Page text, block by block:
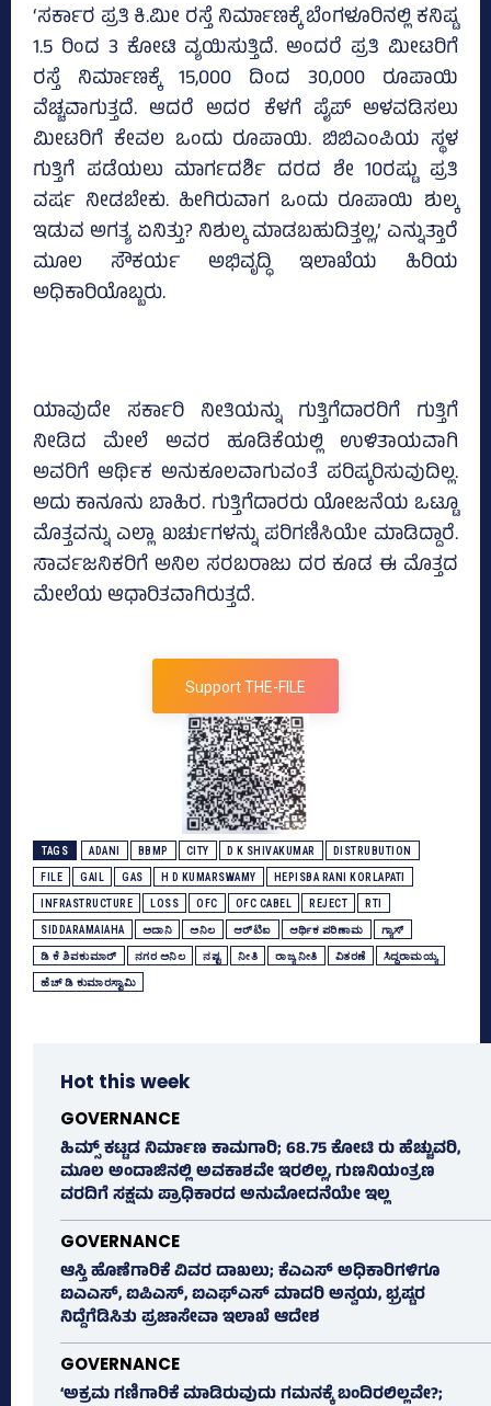
‘ಸರ್ಕಾರ ಪ್ರತಿ ಕಿ.ಮೀ ರಸ್ತೆ ನಿರ್ಮಾಣಕ್ಕೆ ಬೆಂಗಳೂರಿನಲ್ಲಿ ಕನಿಷ್ಟ
1.5 ರಿಂದ 3 ಕೋಟಿ ವ್ಯಯಿಸುತ್ತಿದೆ. ಅಂದರೆ ಪ್ರತಿ ಮೀಟರಿಗೆ
ರಸ್ತೆ ನಿರ್ಮಾಣಕ್ಕೆ 15,000 ದಿಂದ 30,000 ರೂಪಾಯಿ
ವೆಚ್ಚವಾಗುತ್ತದೆ. ಆದರೆ ಅದರ ಕೆಳಗೆ ಪೈಪ್ ಅಳವಡಿಸಲು
ಮೀಟರಿಗೆ ಕೇವಲ ಒಂದು ರೂಪಾಯಿ. ಬಿಬಿಎಂಪಿಯ ಸ್ಥಳ
ಗುತ್ತಿಗೆ ಪಡೆಯಲು ಮಾರ್ಗದರ್ಶಿ ದರದ ಶೇ 10ರಷ್ಟು ಪ್ರತಿ
ವರ್ಷ ನೀಡಬೇಕು. ಹೀಗಿರುವಾಗ ಒಂದು ರೂಪಾಯಿ ಶುಲ್ಕ
ಇಡುವ ಅಗತ್ಯ ಏನಿತ್ತು? ನಿಶುಲ್ಕ ಮಾಡಬಹುದಿತ್ತಲ್ಲ,’ ಎನ್ನುತ್ತಾರೆ
ಮೂಲ ಸೌಕರ್ಯ ಅಭಿವೃದ್ಧಿ ಇಲಾಖೆಯ ಹಿರಿಯ
ಅಧಿಕಾರಿಯೊಬ್ಬರು.
ಯಾವುದೇ ಸರ್ಕಾರಿ ನೀತಿಯನ್ನು ಗುತ್ತಿಗೆದಾರರಿಗೆ ಗುತ್ತಿಗೆ
ನೀಡಿದ ಮೇಲೆ ಅವರ ಹೂಡಿಕೆಯಲ್ಲಿ ಉಳಿತಾಯವಾಗಿ
ಅವರಿಗೆ ಆರ್ಥಿಕ ಅನುಕೂಲವಾಗುವಂತೆ ಪರಿಷ್ಕರಿಸುವುದಿಲ್ಲ.
ಅದು ಕಾನೂನು ಬಾಹಿರ. ಗುತ್ತಿಗೆದಾರರು ಯೋಜನೆಯ ಒಟ್ಟೂ
ಮೊತ್ತವನ್ನು ಎಲ್ಲಾ ಖರ್ಚುಗಳನ್ನು ಪರಿಗಣಿಸಿಯೇ ಮಾಡಿದ್ದಾರೆ.
ಸಾರ್ವಜನಿಕರಿಗೆ ಅನಿಲ ಸರಬರಾಜು ದರ ಕೂಡ ಈ ಮೊತ್ತದ
ಮೇಲೆಯ ಆಧಾರಿತವಾಗಿರುತ್ತದೆ.
Support THE-FILE
TAGS ADANI BBMP CITY D K SHIVAKUMAR DISTRUBUTION
FILE GAIL GAS H D KUMARSWAMY HEPISBA RANI KORLAPATI
INFRASTRUCTURE LOSS OFC OFC CABEL REJECT RTI
SIDDARAMAIAHA ಅದಾನಿ ಅನಿಲ ಆರ್‌ಟಿಐ ಆರ್ಥಿಕ ಪರಿಣಾಮ ಗ್ಯಾಸ್‌
ಡಿ ಕೆ ಶಿವಕುಮಾರ್ ನಗರ ಅನಿಲ ನಷ್ಟ ನೀತಿ ರಾಜ್ಯ ನೀತಿ ವಿತರಣೆ ಸಿದ್ದರಾಮಯ್ಯ
ಹೆಚ್‌ ಡಿ ಕುಮಾರಸ್ವಾಮಿ
Hot this week
GOVERNANCE
ಹಿಮ್ಸ್‌ ಕಟ್ಟಡ ನಿರ್ಮಾಣ ಕಾಮಗಾರಿ; 68.75 ಕೋಟಿ ರು ಹೆಚ್ಚುವರಿ,
ಮೂಲ ಅಂದಾಜಿನಲ್ಲಿ ಅವಕಾಶವೇ ಇರಲಿಲ್ಲ, ಗುಣನಿಯಂತ್ರಣ
ವರದಿಗೆ ಸಕ್ಷಮ ಪ್ರಾಧಿಕಾರದ ಅನುಮೋದನೆಯೇ ಇಲ್ಲ
GOVERNANCE
ಆಸ್ತಿ ಹೊಣೆಗಾರಿಕೆ ವಿವರ ದಾಖಲು; ಕೆಎಎಸ್ ಅಧಿಕಾರಿಗಳಿಗೂ
ಐಎಎಸ್‌, ಐಪಿಎಸ್‌, ಐಎಫ್‌ಎಸ್‌ ಮಾದರಿ ಅನ್ವಯ, ಭ್ರಷ್ಟರ
ನಿದ್ದೆಗೆಡಿಸಿತು ಪ್ರಜಾಸೇವಾ ಇಲಾಖೆ ಆದೇಶ
GOVERNANCE
‘ಅಕ್ರಮ ಗಣಿಗಾರಿಕೆ ಮಾಡಿರುವುದು ಗಮನಕ್ಕೆ ಬಂದಿರಲಿಲ್ಲವೇ?;